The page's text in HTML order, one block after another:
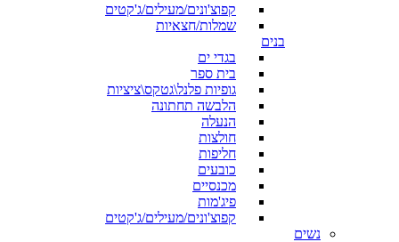
קפוצ'ונים/מעילים/ג'קטים
שמלות/חצאיות
בנים
בגדי ים
בית ספר
גופיות פלנל\גטקס\ציציות
הלבשה תחתונה
הנעלה
חולצות
חליפות
כובעים
מכנסיים
פיג'מות
קפוצ'ונים/מעילים/ג'קטים
נשים